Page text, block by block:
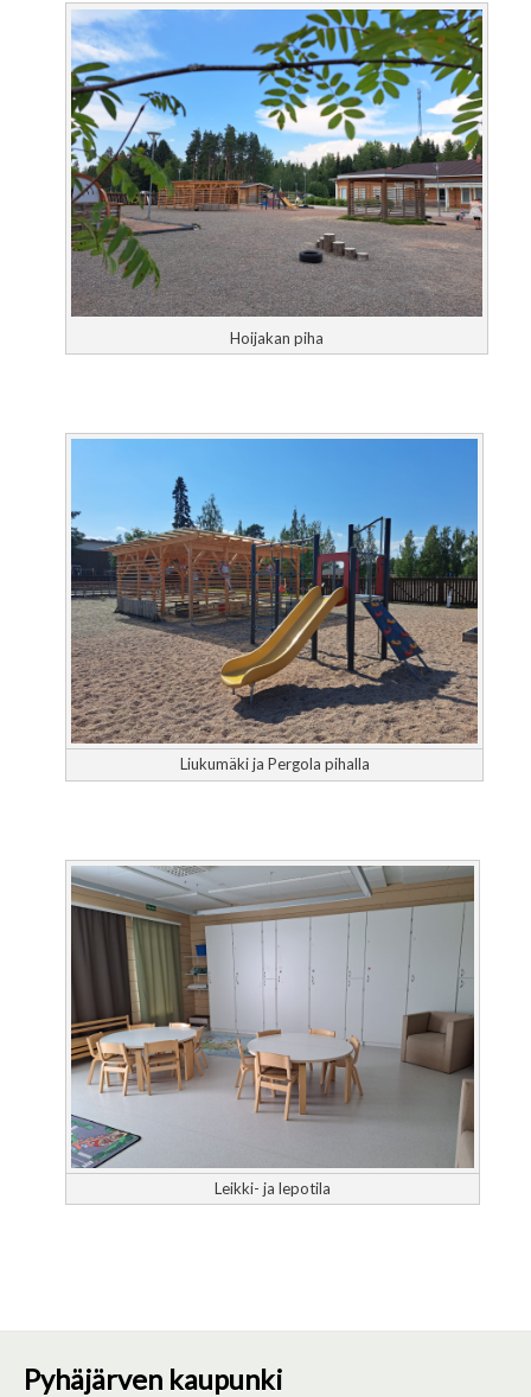
Hoijakan piha
Liukumäki ja Pergola pihalla
Leikki- ja lepotila
Pyhäjärven kaupunki